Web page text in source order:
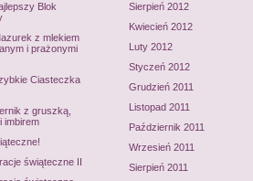
Blok
z mlekiem
i prażonymi
Ciasteczka
z gruszką,
imbirem
świąteczne II
Sierpień 2012
Kwiecień 2012
Luty 2012
Styczeń 2012
Grudzień 2011
Listopad 2011
Październik 2011
Wrzesień 2011
Sierpień 2011